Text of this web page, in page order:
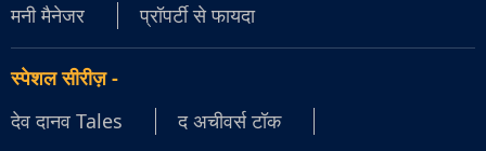
मनी मैनेजर
प्रॉपर्टी से फायदा
स्पेशल सीरीज़-
देव दानव Tales
द अचीवर्स टॉक